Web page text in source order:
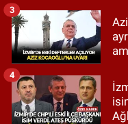
3
4